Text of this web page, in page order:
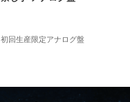
初回生産限定アナログ盤